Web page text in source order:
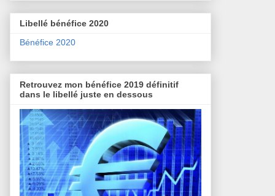
Libellé bénéfice 2020
Bénéfice 2020
Retrouvez mon bénéfice 2019 définitif
dans le libellé juste en dessous